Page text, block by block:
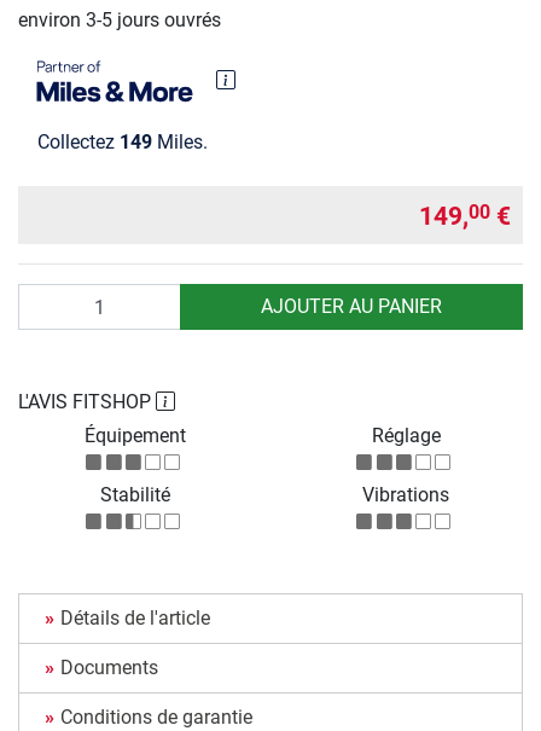
environ 3-5 jours ouvrés
Collectez 149 Miles.
149,00 €
AJOUTER AU PANIER
L'AVIS FITSHOP
Équipement
Réglage
Stabilité Vibrations
Détails de l'article
Documents
Conditions de garantie